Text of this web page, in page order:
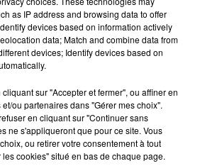
2026
vos entrées à Terra Botanica !
2026
vous au casting The Voice & The Voice
as IP address and browsing data to offer
devices based on information actively
data; Match and combine data from
devices; Identify devices based on
sur "Accepter et fermer", ou affiner en
ou partenaires dans "Gérer mes choix".
en cliquant sur "Continuer sans
ne s'appliqueront que pour ce site. Vous
ou retirer votre consentement à tout
cookies" situé en bas de chaque page.